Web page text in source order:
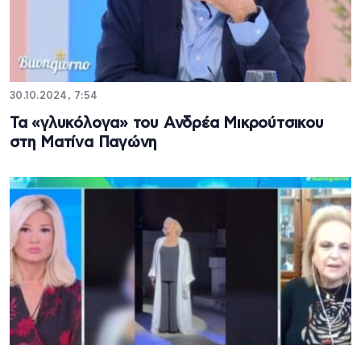
30.10.2024, 7:54
Τα «γλυκόλογα» του Ανδρέα Μικρούτσικου
στη Ματίνα Παγώνη